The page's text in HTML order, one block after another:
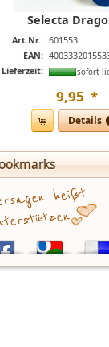
Selecta
Art.Nr.: 601553
EAN:
Lieferzeit:
sofort
9,95 *
Details